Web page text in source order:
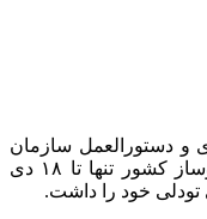
و دستورالعمل سازمان
خصوصی‌سازی، بزرگترین شرکت خودروساز کشور تنها تا ۱۸ دی
خود را داشت.